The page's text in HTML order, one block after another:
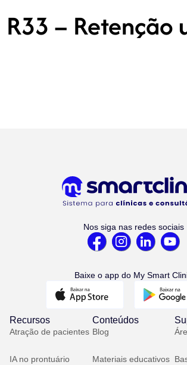
R33 – Retenção
Nos siga nas redes sociais
Baixe o app do My Smart
Recursos
Atração de pacientes
IA no prontuário
Conteúdos
Blog
Materiais educativos